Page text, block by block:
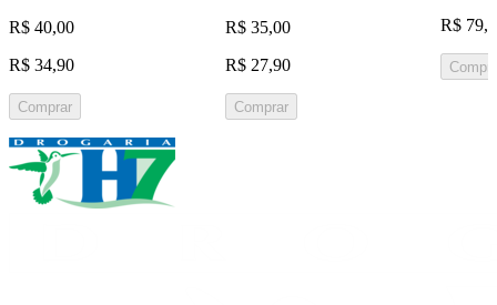
R$ 40,00
R$ 34,90
Comprar
R$ 35,00
R$ 27,90
Comprar
R$